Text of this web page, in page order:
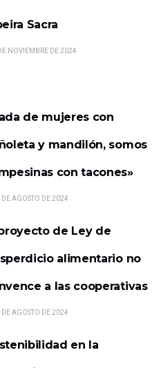
Sacra
NOVIEMBRE DE 2024
de mujeres con
y mandilón, somos
con tacones»
AGOSTO DE 2024
de Ley de
alimentario no
a las cooperativas
AGOSTO DE 2024
en la